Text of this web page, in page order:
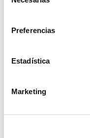
Preferencias
Estadística
Marketing
Contenidos